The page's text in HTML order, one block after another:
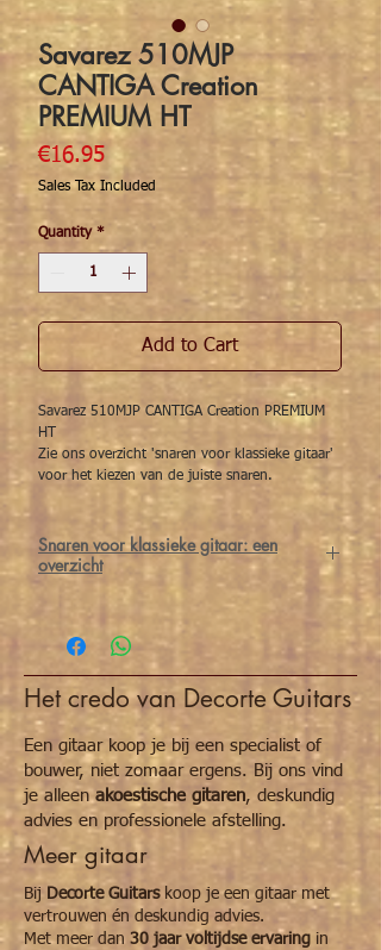
Savarez 510MJP
CANTIGA Creation
PREMIUM HT
€16.95Price
Sales Tax Included
Quantity *
Add to Cart
Savarez 510MJP CANTIGA Creation PREMIUM
HT
Zie ons overzicht 'snaren voor klassieke gitaar'
voor het kiezen van de juiste snaren.
Snaren voor klassieke gitaar: een
overzicht
De juiste snaren maken een wereld van
kiezen van snaren spelen materiaal en
spanning een belangrijke rol.
Voor demelodiesnaren(G-b-e’) heb je
keuze uit
nylon
of carbon(Alliance) snaren. Wat
debassnaren(E-A-D) betreft heb je keuze
uitHT Classic ,Corum Cantiga en
Cantiga
premium
snaren.
Tot slot heb je per set snaren keuze uit
soorten spanningen
ofmixed tension
1. Eerste keuze: welke melodiesnaren (G-b-
e’) wil je gebruiken?
Alliance (carbon): geeft een heldere,
Het credo van Decorte Guitars
Een gitaar koop je bij een specialist of
bouwer, niet zomaar ergens. Bij ons vind
je alleenakoestische gitaren, deskundig
advies en professionele afstelling.
Meer gitaar
Bij Decorte Guitarskoop je een gitaar met
vertrouwen én deskundig advies.
Met meer dan 30 jaar voltijdse ervaring in